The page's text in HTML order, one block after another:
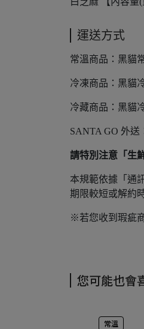
運送方式
常溫商品：黑貓
冷凍商品：黑貓
冷藏商品：黑貓
SANTA GO 外送
請特別注意「生
本規範依據「通
期限較短或解約
※若您收到瑕疵
您可能也會
常溫